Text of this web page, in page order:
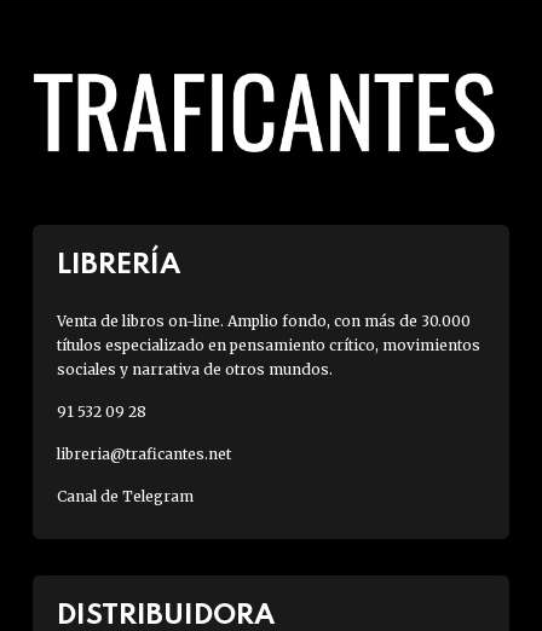
LIBRERÍA
Venta de libros on-line. Amplio fondo, con más de 30.000
títulos especializado en pensamiento crítico, movimientos
sociales y narrativa de otros mundos.
91 532 09 28
libreria@traficantes.net
Canal de Telegram
DISTRIBUIDORA